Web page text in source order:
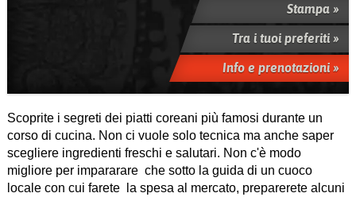
Stampa »
Tra i tuoi preferiti »
Info e prenotazioni »
Scoprite i segreti dei piatti coreani più famosi durante un
corso di cucina. Non ci vuole solo tecnica ma anche saper
scegliere ingredienti freschi e salutari. Non c'è modo
migliore per impararare che sotto la guida di un cuoco
locale con cui farete la spesa al mercato, preparerete alcuni